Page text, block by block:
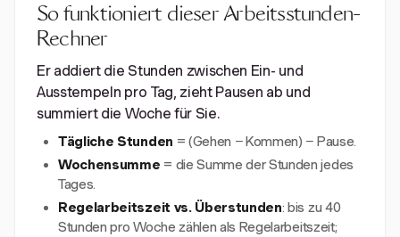
So funktioniert dieser Arbeitsstunden-
Rechner
Er addiert die Stunden zwischen Ein- und
Ausstempeln pro Tag, zieht Pausen ab und
summiert die Woche für Sie.
Tägliche Stunden = (Gehen − Kommen) − Pause.
Wochensumme = die Summe der Stunden jedes
Tages.
Regelarbeitszeit vs. Überstunden: bis zu 40
Stunden pro Woche zählen als Regelarbeitszeit;